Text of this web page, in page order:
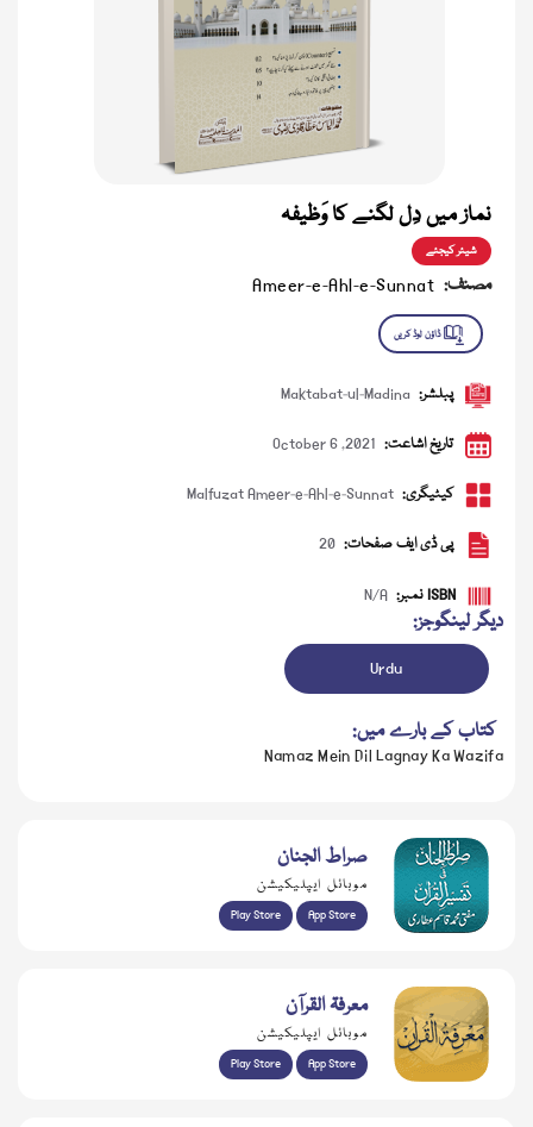
نماز میں دِل لگنے کا وَظیفہ
شیئر کیجئے
مصنف: Ameer-e-Ahl-e-Sunnat
پبلشر: Maktabat-ul-Madina
تاریخ اشاعت: October 6 ,2021
کیٹیگری: Malfuzat Ameer-e-Ahl-e-Sunnat
پی ڈی ایف صفحات: 20
ISBN نمبر: N/A
دیگر لینگوجز:
Urdu
کتاب کے بارے میں:
Namaz Mein Dil Lagnay Ka Wazifa
صراط الجنان
موبائل ایپلیکیشن
Play Store App Store
معرفۃ القرآن
موبائل ایپلیکیشن
Play Store App Store